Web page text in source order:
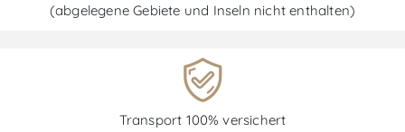
(abgelegene Gebiete und Inseln nicht enthalten)
Transport 100% versichert